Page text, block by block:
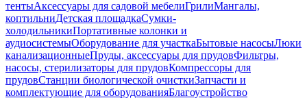
тентыАксессуары для садовой мебелиГрилиМангалы,
коптильниДетская площадкаСумки-
холодильникиПортативные колонки и
аудиосистемыОборудование для участкаБытовые насосыЛюки
канализационныеПруды, аксессуары для прудовФильтры,
насосы, стерилизаторы для прудовКомпрессоры для
прудовСтанции биологической очисткиЗапчасти и
комплектующие для оборудованияБлагоустройство